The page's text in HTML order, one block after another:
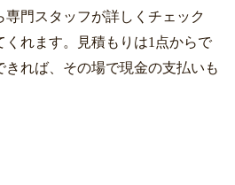
門スタッフが詳しくチェック
くれます。見積もりは1点からで
きれば、その場で現金の支払いも